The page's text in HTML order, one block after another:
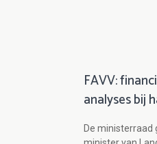
FAVV:
analyses bij
De ministerraad